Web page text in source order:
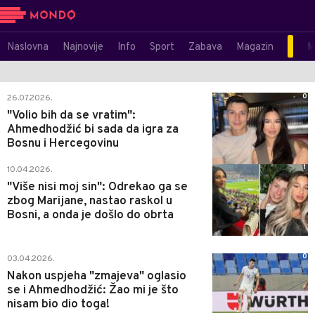
Naslovna Najnovije Info Sport Zabava Magazin
26.07.2026.
"Volio bih da se vratim":
Ahmedhodžić bi sada da igra za
Bosnu i Hercegovinu
0
10.04.2026.
"Više nisi moj sin": Odrekao ga se
zbog Marijane, nastao raskol u
Bosni, a onda je došlo do obrta
1
03.04.2026.
Nakon uspjeha "zmajeva" oglasio
se i Ahmedhodžić: Žao mi je što
nisam bio dio toga!
0